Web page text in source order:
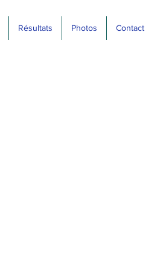
Résultats Photos Contact